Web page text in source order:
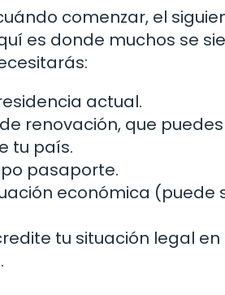
comenzar, el
es donde muchos se
actual.
renovación, que
tu país.
pasaporte.
económica (puede
tu situación legal